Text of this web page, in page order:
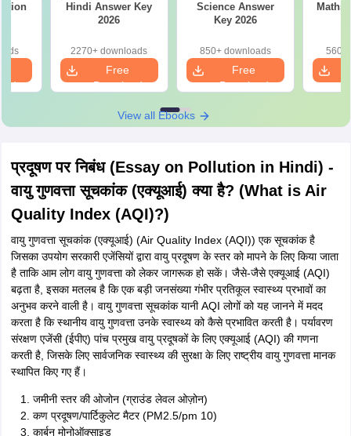
Hindi Answer Key
2026
2270+ downloads
Free
Download
Science Answer
Key 2026
850+ downloads
Free
Download
Maths
560+
View all Ebooks
प्रदूषण पर निबंध (Essay on Pollution in Hindi) -
वायु गुणवत्ता सूचकांक (एक्यूआई) क्या है? (What is Air
Quality Index (AQI)?)
वायु गुणवत्ता सूचकांक (एक्यूआई) (Air Quality Index (AQI)) एक सूचकांक है
जिसका उपयोग सरकारी एजेंसियों द्वारा वायु प्रदूषण के स्तर को मापने के लिए किया जाता
है ताकि आम लोग वायु गुणवत्ता को लेकर जागरूक हो सकें। जैसे-जैसे एक्यूआई (AQI)
बढ़ता है, इसका मतलब है कि एक बड़ी जनसंख्या गंभीर प्रतिकूल स्वास्थ्य प्रभावों का
अनुभव करने वाली है। वायु गुणवत्ता सूचकांक यानी AQI लोगों को यह जानने में मदद
करता है कि स्थानीय वायु गुणवत्ता उनके स्वास्थ्य को कैसे प्रभावित करती है। पर्यावरण
संरक्षण एजेंसी (ईपीए) पांच प्रमुख वायु प्रदूषकों के लिए एक्यूआई (AQI) की गणना
करती है, जिसके लिए सार्वजनिक स्वास्थ्य की सुरक्षा के लिए राष्ट्रीय वायु गुणवत्ता मानक
स्थापित किए गए हैं।
जमीनी स्तर की ओजोन (ग्राउंड लेवल ओज़ोन)
कण प्रदूषण/पार्टिकुलेट मैटर (PM2.5/pm 10)
कार्बन मोनोऑक्साइड